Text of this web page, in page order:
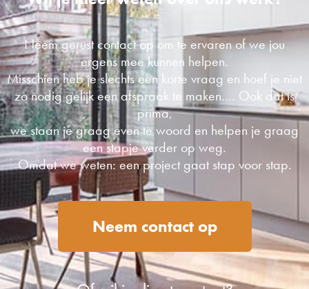
Neem gerust contact op om te ervaren of we jou
ergens mee kunnen helpen.
Misschien heb je slechts een korte vraag en hoef je niet
zo nodig gelijk een afspraak te maken…. Ook dat is
prima,
we staan je graag even te woord en helpen je graag
een stapje verder op weg.
Omdat we weten: een project gaat stap voor stap.
Neem contact op